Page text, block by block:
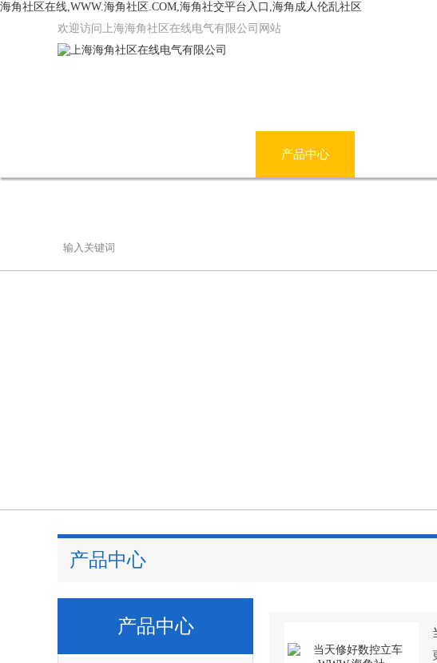
海角社区在线,WWW.海角社区.COM,海角社交平台入口,海角成人伦乱社区
欢迎访问上海海角社区在线电气有限公司网站
产品中心
产品中心
产品中心